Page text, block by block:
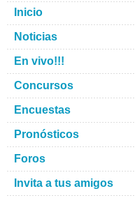
Inicio
Noticias
En vivo!!!
Concursos
Encuestas
Pronósticos
Foros
Invita a tus amigos